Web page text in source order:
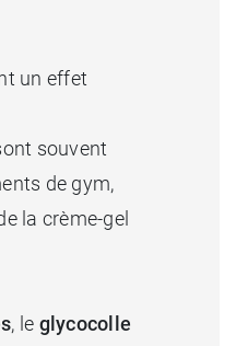
un effet
souvent
de gym,
la crème-gel
, le glycocolle